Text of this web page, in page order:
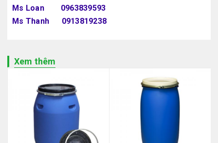
Ms Loan 0963839593
Ms Thanh 0913819238
Xem thêm